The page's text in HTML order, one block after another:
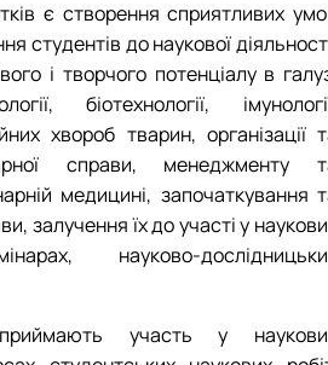
є створення сприятливих
студентів до наукової
і творчого потенціалу в
біотехнології,
хвороб тварин, організації
справи, менеджменту
медицині, започаткування
залучення їх до участі у
науково-
приймають участь у